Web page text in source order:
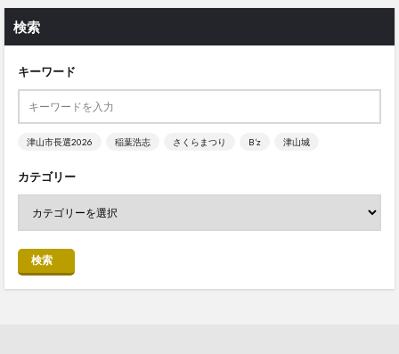
検索
キーワード
津山市長選2026 稲葉浩志 さくらまつり B’z 津山城
カテゴリー
検索